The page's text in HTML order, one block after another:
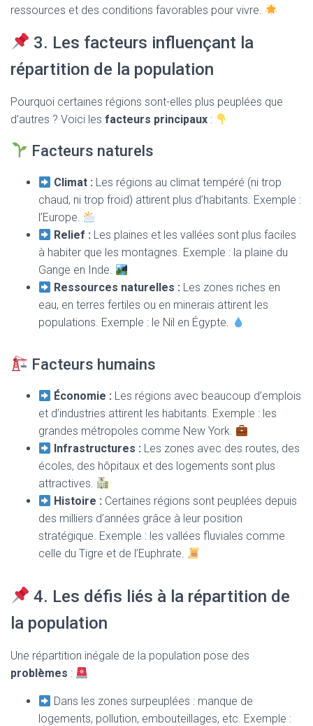
ressources et des conditions favorables pour vivre.
3. Les facteurs influençant la
répartition de la population
Pourquoi certaines régions sont-elles plus peuplées que
d’autres ? Voici les facteurs principaux :
Facteurs naturels
Climat : Les régions au climat tempéré (ni trop
chaud, ni trop froid) attirent plus d’habitants. Exemple :
l’Europe.
Relief : Les plaines et les vallées sont plus faciles
à habiter que les montagnes. Exemple : la plaine du
Gange en Inde.
Ressources naturelles : Les zones riches en
eau, en terres fertiles ou en minerais attirent les
populations. Exemple : le Nil en Égypte.
Facteurs humains
Économie : Les régions avec beaucoup d’emplois
et d’industries attirent les habitants. Exemple : les
grandes métropoles comme New York.
Infrastructures : Les zones avec des routes, des
écoles, des hôpitaux et des logements sont plus
attractives.
Histoire : Certaines régions sont peuplées depuis
des milliers d’années grâce à leur position
stratégique. Exemple : les vallées fluviales comme
celle du Tigre et de l’Euphrate.
4. Les défis liés à la répartition de
la population
Une répartition inégale de la population pose des
problèmes :
Dans les zones surpeuplées : manque de
logements, pollution, embouteillages, etc. Exemple :